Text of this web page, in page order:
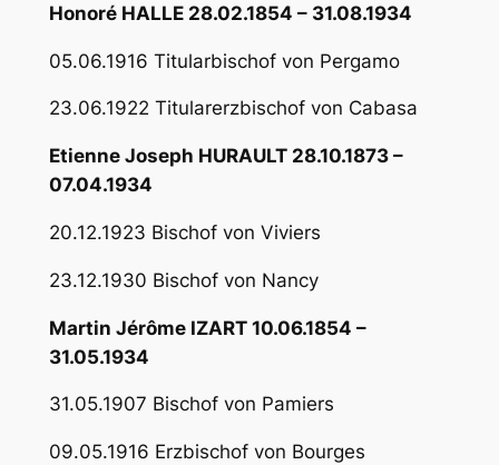
Honoré HALLE 28.02.1854 – 31.08.1934
05.06.1916 Titularbischof von Pergamo
23.06.1922 Titularerzbischof von Cabasa
Etienne Joseph HURAULT 28.10.1873 –
07.04.1934
20.12.1923 Bischof von Viviers
23.12.1930 Bischof von Nancy
Martin Jérôme IZART 10.06.1854 –
31.05.1934
31.05.1907 Bischof von Pamiers
09.05.1916 Erzbischof von Bourges